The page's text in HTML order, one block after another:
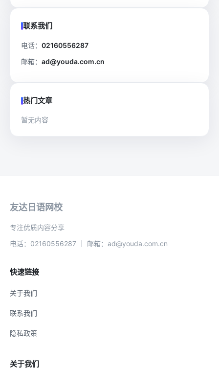
联系我们
电话： 02160556287
邮箱： ad@youda.com.cn
热门文章
暂无内容
友达日语网校
专注优质内容分享
电话：02160556287 ｜ 邮箱：ad@youda.com.cn
快速链接
关于我们
联系我们
隐私政策
关于我们